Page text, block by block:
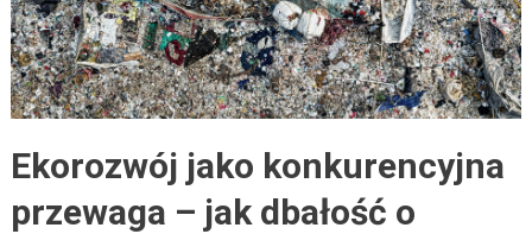
Ekorozwój jako konkurencyjna
przewaga – jak dbałość o